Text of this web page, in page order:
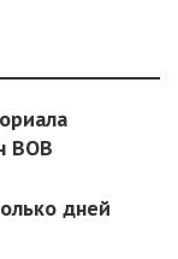
ВОВ
дней